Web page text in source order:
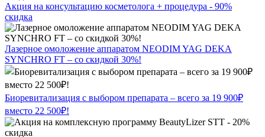
Акция на консультацию косметолога + процедура - 90%
скидка
Лазерное омоложение аппаратом NEODIM YAG DEKA
SYNCHRO FT – со скидкой 30%!
Биоревитализация с выбором препарата – всего за 19 900₽
вместо 22 500₽!